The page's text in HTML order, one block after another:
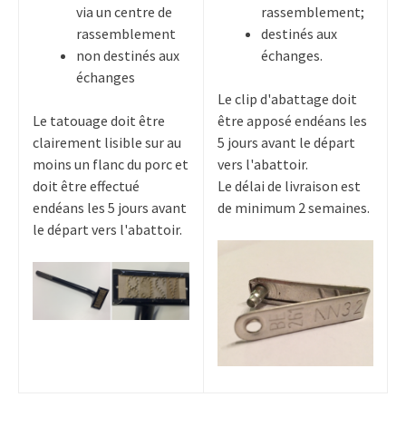
via un centre de
rassemblement
non destinés aux
échanges
Le tatouage doit être
clairement lisible sur au
moins un flanc du porc et
doit être effectué
endéans les 5 jours avant
le départ vers l'abattoir.
rassemblement;
destinés aux
échanges.
Le clip d'abattage doit
être apposé endéans les
5 jours avant le départ
vers l'abattoir.
Le délai de livraison est
de minimum 2 semaines.